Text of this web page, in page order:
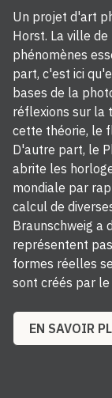
Un projet d'art
Horst. La ville
phénomènes
part, c'est ici
bases de la
réflexions sur la
cette théorie, le
D'autre part, le
abrite les
mondiale par
calcul de
Braunschweig a
représentent
formes réelles
sont créés par
EN SAVOIR